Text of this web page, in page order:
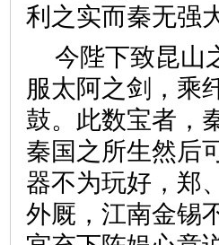
利之实而秦无
今陛下致昆山
服太阿之剑，乘
鼓。此数宝者，
秦国之所生然后
器不为玩好，郑
外厩，江南金锡